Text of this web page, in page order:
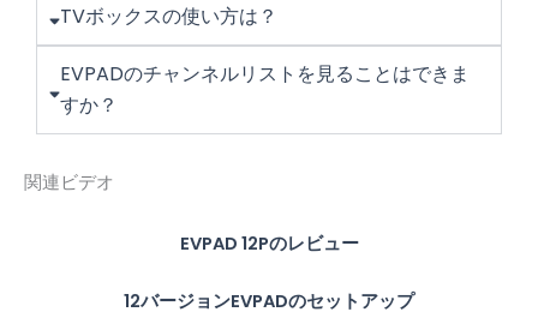
TVボックスの使い方は？
EVPADのチャンネルリストを見ることはできま
すか？
関連ビデオ
EVPAD 12Pのレビュー
12バージョンEVPADのセットアップ